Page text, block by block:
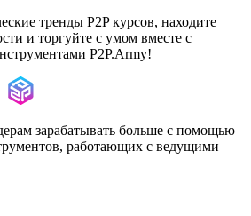
тренды P2P курсов, находите
и торгуйте с умом вместе с
P2P.Army!
зарабатывать больше с помощью
работающих с ведущими